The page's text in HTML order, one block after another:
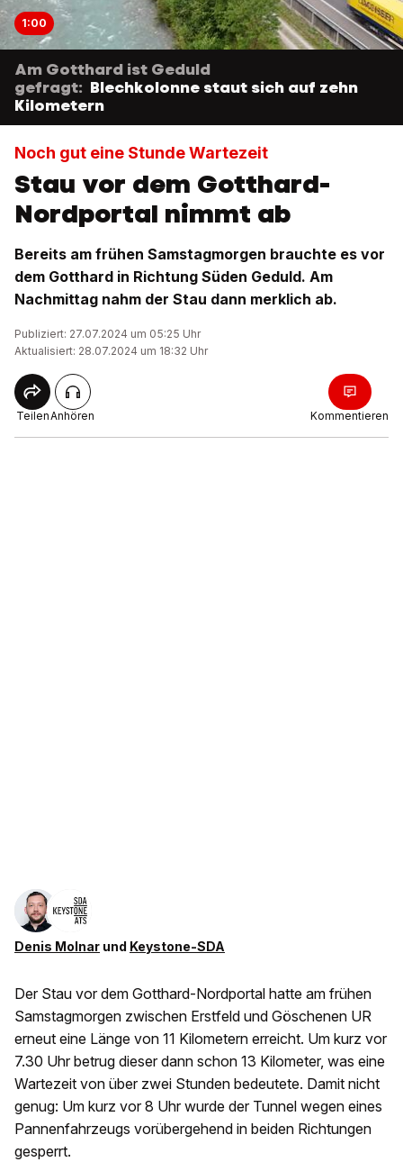
1:00
Am Gotthard ist Geduld
gefragt: Blechkolonne staut sich auf zehn
Kilometern
Noch gut eine Stunde Wartezeit
Stau vor dem Gotthard-
Nordportal nimmt ab
Bereits am frühen Samstagmorgen brauchte es vor
dem Gotthard in Richtung Süden Geduld. Am
Nachmittag nahm der Stau dann merklich ab.
Publiziert: 27.07.2024 um 05:25 Uhr
Aktualisiert: 28.07.2024 um 18:32 Uhr
TeilenAnhören Kommentieren
Denis Molnar und Keystone-SDA
Der Stau vor dem Gotthard-Nordportal hatte am frühen
Samstagmorgen zwischen Erstfeld und Göschenen UR
erneut eine Länge von 11 Kilometern erreicht. Um kurz vor
7.30 Uhr betrug dieser dann schon 13 Kilometer, was eine
Wartezeit von über zwei Stunden bedeutete. Damit nicht
genug: Um kurz vor 8 Uhr wurde der Tunnel wegen eines
Pannenfahrzeugs vorübergehend in beiden Richtungen
gesperrt.